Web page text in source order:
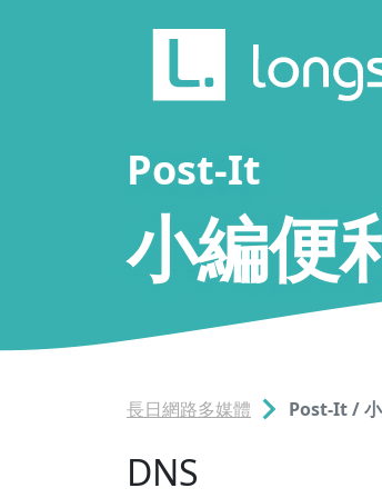
Post-It
小編便
長日網路多媒體 Post-It /
DNS